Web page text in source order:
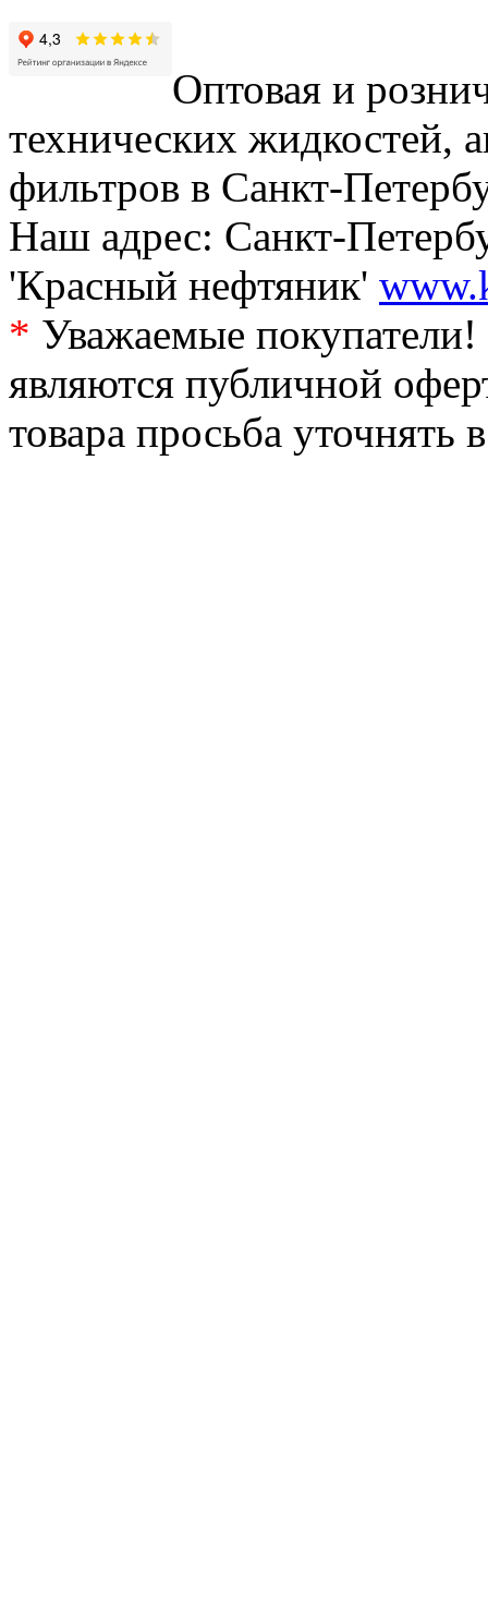
Оптовая и
технических жидкостей,
фильтров в Санкт-
Наш адрес: Санкт-
'Красный нефтяник'
* Уважаемые
являются публичной
товара просьба уточнять